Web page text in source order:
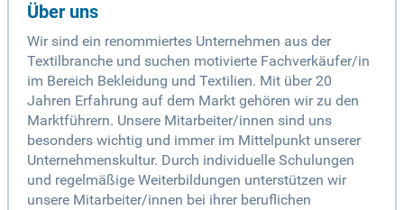
Über uns
Wir sind ein renommiertes Unternehmen aus der
Textilbranche und suchen motivierte Fachverkäufer/in
im Bereich Bekleidung und Textilien. Mit über 20
Jahren Erfahrung auf dem Markt gehören wir zu den
Marktführern. Unsere Mitarbeiter/innen sind uns
besonders wichtig und immer im Mittelpunkt unserer
Unternehmenskultur. Durch individuelle Schulungen
und regelmäßige Weiterbildungen unterstützen wir
unsere Mitarbeiter/innen bei ihrer beruflichen